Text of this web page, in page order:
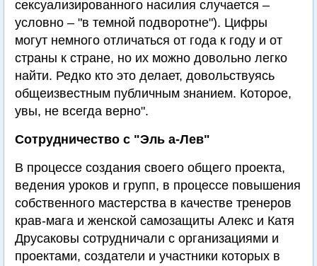
сексуализированного насилия случается –
условно – "в темной подворотне"). Цифры
могут немного отличаться от года к году и от
страны к стране, но их можно довольно легко
найти. Редко кто это делает, довольствуясь
общеизвестным публичным знанием. Которое,
увы, не всегда верно".
Сотрудничество с "Эль а-Лев"
В процессе создания своего общего проекта,
ведения уроков и групп, в процессе повышения
собственного мастерства в качестве тренеров
крав-мага и женской самозащиты Алекс и Катя
Друсаковы сотрудничали с организациями и
проектами, создатели и участники которых в